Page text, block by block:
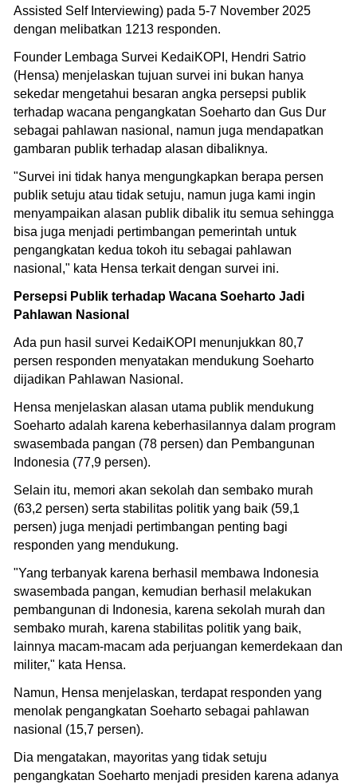
Assisted Self Interviewing) pada 5-7 November 2025
dengan melibatkan 1213 responden.
Founder Lembaga Survei KedaiKOPI, Hendri Satrio
(Hensa) menjelaskan tujuan survei ini bukan hanya
sekedar mengetahui besaran angka persepsi publik
terhadap wacana pengangkatan Soeharto dan Gus Dur
sebagai pahlawan nasional, namun juga mendapatkan
gambaran publik terhadap alasan dibaliknya.
"Survei ini tidak hanya mengungkapkan berapa persen
publik setuju atau tidak setuju, namun juga kami ingin
menyampaikan alasan publik dibalik itu semua sehingga
bisa juga menjadi pertimbangan pemerintah untuk
pengangkatan kedua tokoh itu sebagai pahlawan
nasional," kata Hensa terkait dengan survei ini.
Persepsi Publik terhadap Wacana Soeharto Jadi
Pahlawan Nasional
Ada pun hasil survei KedaiKOPI menunjukkan 80,7
persen responden menyatakan mendukung Soeharto
dijadikan Pahlawan Nasional.
Hensa menjelaskan alasan utama publik mendukung
Soeharto adalah karena keberhasilannya dalam program
swasembada pangan (78 persen) dan Pembangunan
Indonesia (77,9 persen).
Selain itu, memori akan sekolah dan sembako murah
(63,2 persen) serta stabilitas politik yang baik (59,1
persen) juga menjadi pertimbangan penting bagi
responden yang mendukung.
"Yang terbanyak karena berhasil membawa Indonesia
swasembada pangan, kemudian berhasil melakukan
pembangunan di Indonesia, karena sekolah murah dan
sembako murah, karena stabilitas politik yang baik,
lainnya macam-macam ada perjuangan kemerdekaan dan
militer," kata Hensa.
Namun, Hensa menjelaskan, terdapat responden yang
menolak pengangkatan Soeharto sebagai pahlawan
nasional (15,7 persen).
Dia mengatakan, mayoritas yang tidak setuju
pengangkatan Soeharto menjadi presiden karena adanya